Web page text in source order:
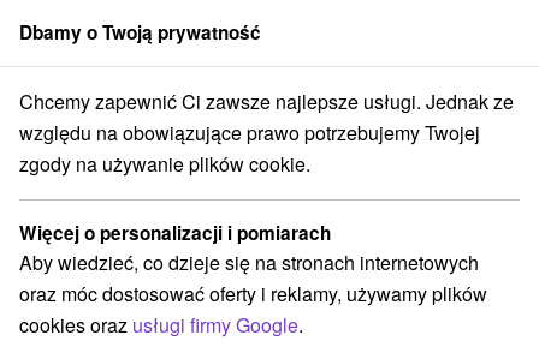
członek grupySorger
Atrakcje na Słowacji Atrakcje turystyczne w Tatrach
Atrakcje turystyczne w Tatrach
Kategorie
Wszystkie kategorie
Zamki(1)
Areny laserowe i paintball(3)
Dbamy o Twoją prywatność
Chcemy zapewnić Ci zawsze najlepsze usługi. Jednak ze
względu na obowiązujące prawo potrzebujemy Twojej
zgody na używanie plików cookie.
Więcej o personalizacji i pomiarach
Aby wiedzieć, co dzieje się na stronach internetowych
oraz móc dostosować oferty i reklamy, używamy plików
cookies oraz usługi firmy Google.